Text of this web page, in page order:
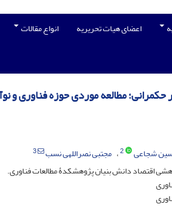
اعضای هیات تحریریه انواع مقالات
مطالعه موردی حوزه فناوری و
شجاعی 2 مجتبی نصراللهی نسب
3
اقتصاد دانش بنیان پژوهشکدۀ مطالعات فناوری.